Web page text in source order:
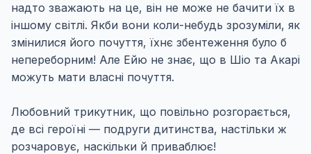
надто зважають на це, він не може не бачити їх в
іншому світлі. Якби вони коли-небудь зрозуміли, як
змінилися його почуття, їхнє збентеження було б
непереборним! Але Ейю не знає, що в Шіо та Акарі
можуть мати власні почуття.
Любовний трикутник, що повільно розгорається,
де всі героїні — подруги дитинства, настільки ж
розчаровує, наскільки й приваблює!